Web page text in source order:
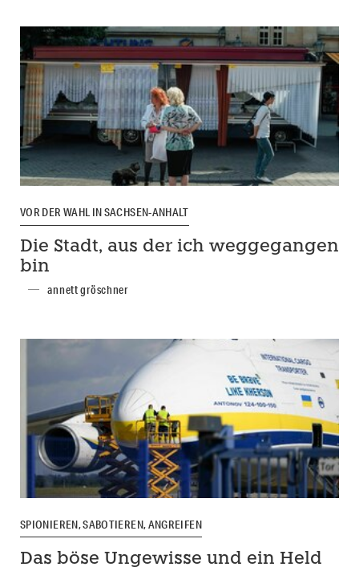
VOR DER WAHL IN SACHSEN-ANHALT
Die Stadt, aus der ich weggegangen
bin
annett gröschner
SPIONIEREN, SABOTIEREN, ANGREIFEN
Das böse Ungewisse und ein Held